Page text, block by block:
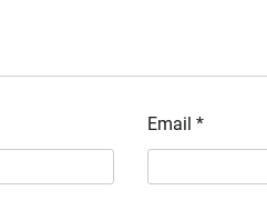
Email *